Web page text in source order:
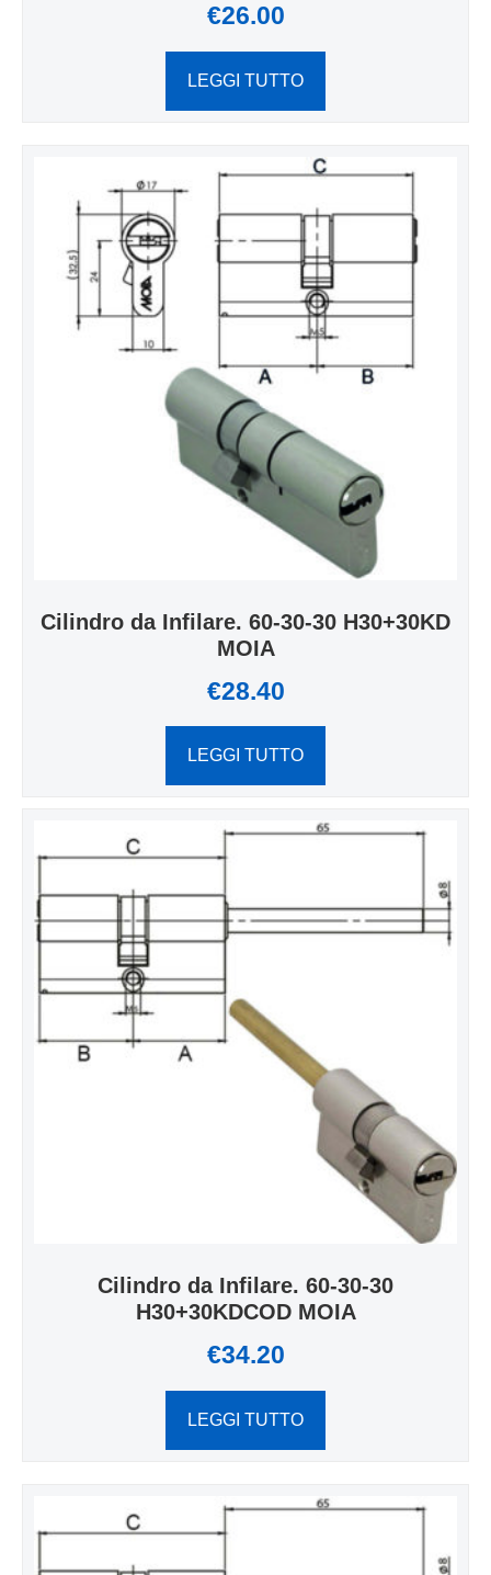
€26.00
LEGGI TUTTO
Cilindro da Infilare. 60-30-30 H30+30KD
MOIA
€28.40
LEGGI TUTTO
Cilindro da Infilare. 60-30-30
H30+30KDCOD MOIA
€34.20
LEGGI TUTTO